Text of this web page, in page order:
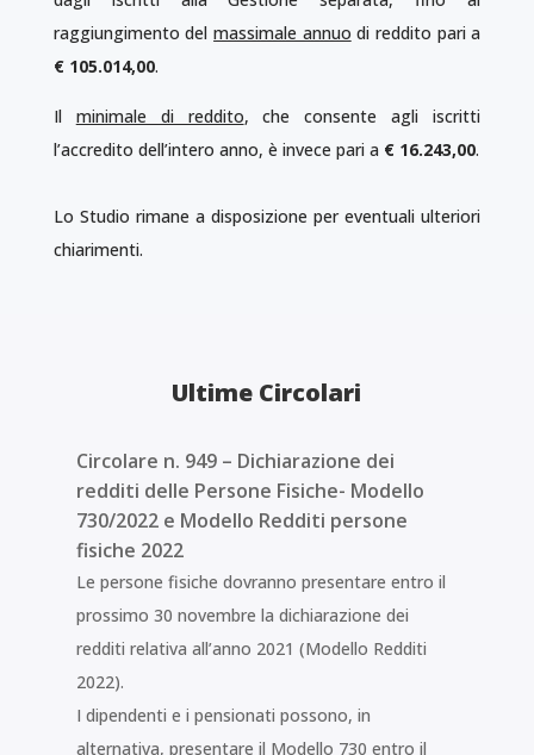
raggiungimento delmassimale annuo di reddito pari a
€105.014,00.
Il minimale di reddito, che consente agli iscritti
l’accredito dell’intero anno, è invece pari a €16.243,00.
Lo Studio rimane a disposizione per eventuali ulteriori
chiarimenti.
Ultime Circolari
Circolare n. 949 – Dichiarazione dei
redditi delle Persone Fisiche- Modello
730/2022 e Modello Redditi persone
fisiche 2022
Le persone fisiche dovranno presentare entro il
prossimo 30 novembre la dichiarazione dei
redditi relativa all’anno 2021 (Modello Redditi
2022).
I dipendenti e i pensionati possono, in
alternativa, presentare il Modello 730 entro il